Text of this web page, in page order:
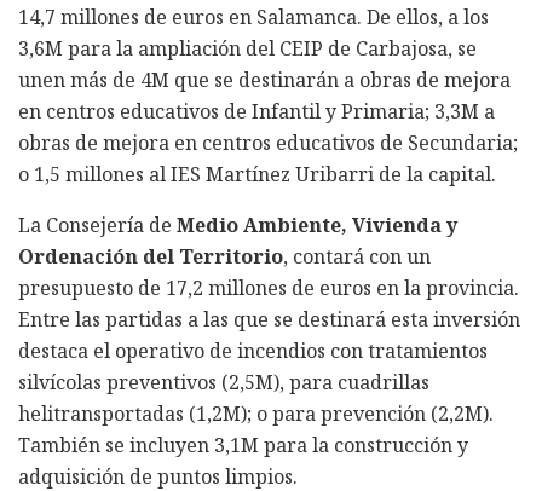
14,7 millones de euros en Salamanca. De ellos, a los
3,6M para la ampliación del CEIP de Carbajosa, se
unen más de 4M que se destinarán a obras de mejora
en centros educativos de Infantil y Primaria; 3,3M a
obras de mejora en centros educativos de Secundaria;
o 1,5 millones al IES Martínez Uribarri de la capital.
La Consejería de Medio Ambiente, Vivienda y
Ordenación del Territorio, contará con un
presupuesto de 17,2 millones de euros en la provincia.
Entre las partidas a las que se destinará esta inversión
destaca el operativo de incendios con tratamientos
silvícolas preventivos (2,5M), para cuadrillas
helitransportadas (1,2M); o para prevención (2,2M).
También se incluyen 3,1M para la construcción y
adquisición de puntos limpios.